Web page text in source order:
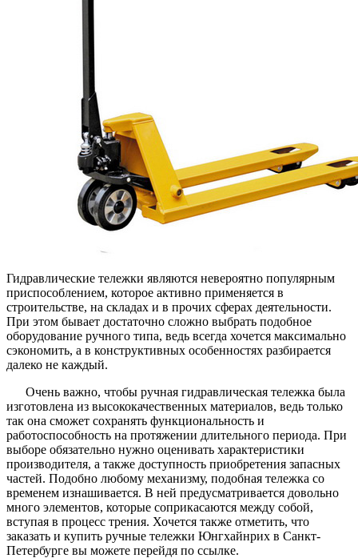
Гидравлические тележки являются невероятно популярным
приспособлением, которое активно применяется в
строительстве, на складах и в прочих сферах деятельности.
При этом бывает достаточно сложно выбрать подобное
оборудование ручного типа, ведь всегда хочется максимально
сэкономить, а в конструктивных особенностях разбирается
далеко не каждый.
Очень важно, чтобы ручная гидравлическая тележка была
изготовлена из высококачественных материалов, ведь только
так она сможет сохранять функциональность и
работоспособность на протяжении длительного периода. При
выборе обязательно нужно оценивать характеристики
производителя, а также доступность приобретения запасных
частей. Подобно любому механизму, подобная тележка со
временем изнашивается. В ней предусматривается довольно
много элементов, которые соприкасаются между собой,
вступая в процесс трения. Хочется также отметить, что
заказать и купить ручные тележки Юнгхайнрих в Санкт-
Петербурге вы можете перейдя по ссылке.